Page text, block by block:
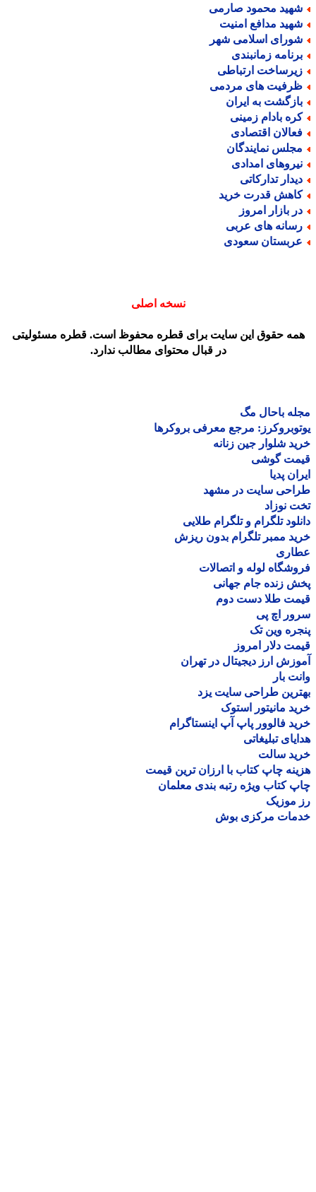
محمود صارمی
مدافع امنیت
اسلامی شهر
زمانبندی
ارتباطی
های مردمی
به ایران
بادام زمینی
اقتصادی
نمایندگان
امدادی
تدارکاتی
قدرت خرید
بازار امروز
های عربی
سعودی
نسخه اصلی
حقوق این سایت برای قطره محفوظ است. قطره مسئولیتی
در قبال محتوای مطالب ندارد.
باحال مگ
مرجع معرفی بروکرها
شلوار جین زنانه
گوشی
پدیا
سایت در مشهد
نوزاد
تلگرام و تلگرام طلایی
ممبر تلگرام بدون ریزش
لوله و اتصالات
زنده جام جهانی
طلا دست دوم
اچ پی
وین تک
دلار امروز
ارز دیجیتال در تهران
بار
طراحی سایت یزد
مانیتور استوک
فالوور پاپ آپ اینستاگرام
تبلیغاتی
سالت
چاپ کتاب با ارزان ترین قیمت
کتاب ویژه رتبه بندی معلمان
موزیک
مرکزی بوش